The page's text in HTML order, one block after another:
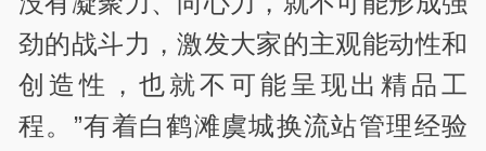
劲的战斗力，激发大家的主观能动性和
创造性，也就不可能呈现出精品工
程。”有着白鹤滩虞城换流站管理经验